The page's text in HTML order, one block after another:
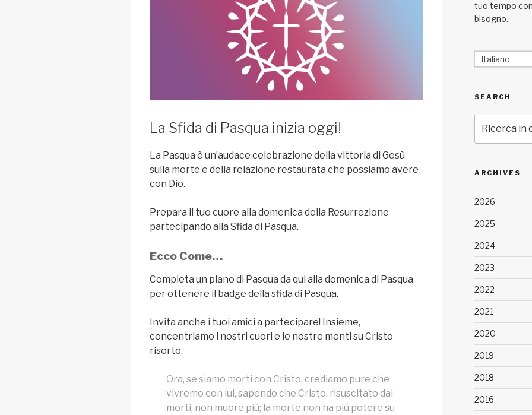
La Sfida di Pasqua inizia oggi!
La Pasqua è un’audace celebrazione della vittoria di Gesù
sulla morte e della relazione restaurata che possiamo avere
con Dio.
Prepara il tuo cuore alla domenica della Resurrezione
partecipando alla Sfida di Pasqua.
Ecco Come…
Completa un piano di Pasqua da qui alla domenica di Pasqua
per ottenere il badge della sfida di Pasqua.
Invita anche i tuoi amici a partecipare! Insieme,
concentriamo i nostri cuori e le nostre menti su Cristo
risorto.
Ora, se siamo morti con Cristo, crediamo pure che
vivremo con lui, sapendo che Cristo, risuscitato dai
morti, non muore più; la morte non ha più potere su
tuo tempo
bisogno.
Italiano
SEARCH
ARCHIVES
2026
2025
2024
2023
2022
2021
2020
2019
2018
2016